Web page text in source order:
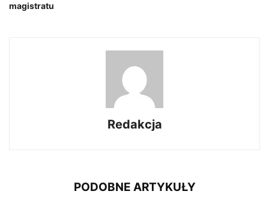
magistratu
Redakcja
PODOBNE ARTYKUŁY